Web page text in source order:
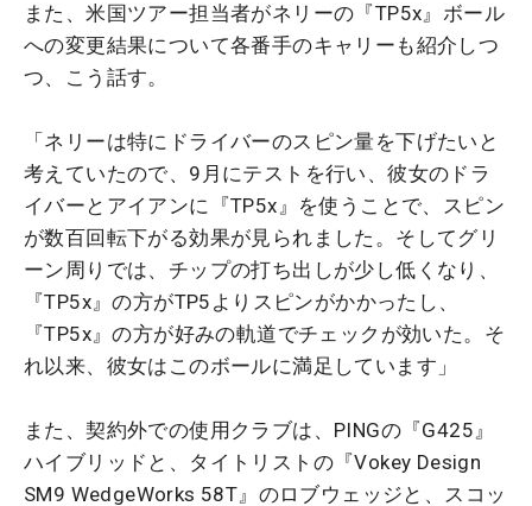
また、米国ツアー担当者がネリーの『TP5x』ボール
への変更結果について各番手のキャリーも紹介しつ
つ、こう話す。
「ネリーは特にドライバーのスピン量を下げたいと
考えていたので、9月にテストを行い、彼女のドラ
イバーとアイアンに『TP5x』を使うことで、スピン
が数百回転下がる効果が見られました。そしてグリ
ーン周りでは、チップの打ち出しが少し低くなり、
『TP5x』の方がTP5よりスピンがかかったし、
『TP5x』の方が好みの軌道でチェックが効いた。そ
れ以来、彼女はこのボールに満足しています」
また、契約外での使用クラブは、PINGの『G425』
ハイブリッドと、タイトリストの『Vokey Design
SM9 WedgeWorks 58T』のロブウェッジと、スコッ